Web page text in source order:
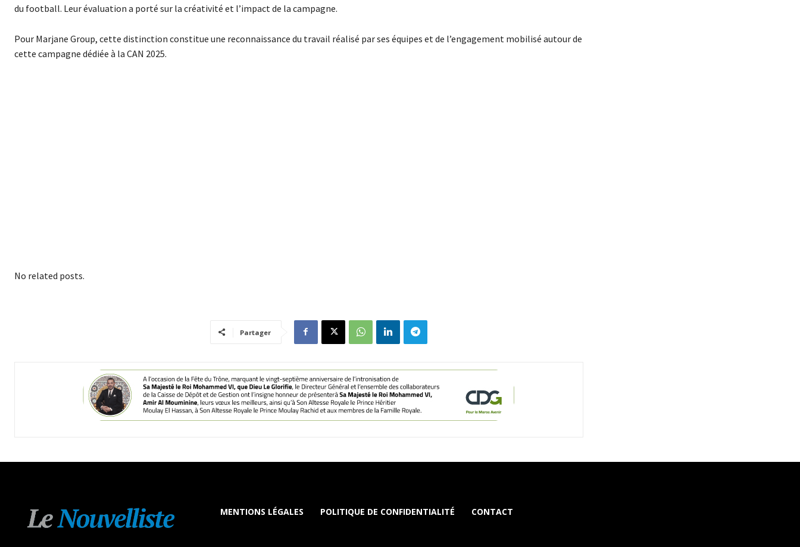
du football. Leur évaluation a porté sur la créativité et l’impact de la campagne.
Pour Marjane Group, cette distinction constitue une reconnaissance du travail réalisé par ses équipes et de l’engagement mobilisé autour de
cette campagne dédiée à la CAN 2025.
No related posts.
Partager
MENTIONS LÉGALES POLITIQUE DE CONFIDENTIALITÉ CONTACT